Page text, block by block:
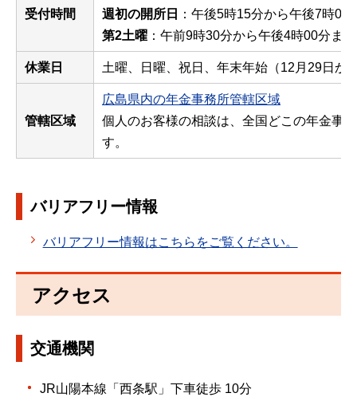
受付時間
週初の開所日
：午後5時15分から午後7時00
第2土曜 ：午前9時30分から午後4時00分まで
休業日 土曜、日曜、祝日、年末年始（12月29日か
管轄区域
広島県内の年金事務所管轄区域
個人のお客様の相談は、全国どこの年金事
す。
バリアフリー情報
バリアフリー情報はこちらをご覧ください。
アクセス
交通機関
JR山陽本線「西条駅」下車徒歩 10分